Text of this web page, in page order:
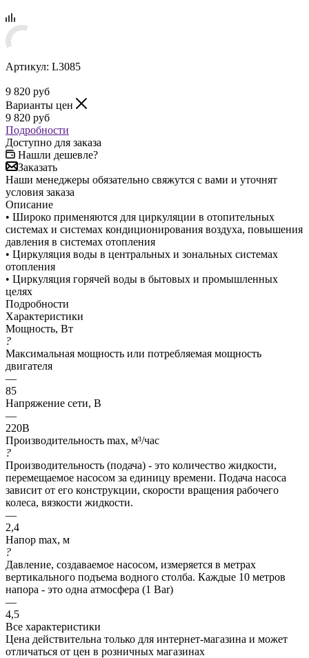
Артикул: L3085
9 820 руб
Варианты цен
9 820 руб
Подробности
Доступно для заказа
Нашли дешевле?
Заказать
Наши менеджеры обязательно свяжутся с вами и уточнят
условия заказа
Описание
• Широко применяются для циркуляции в отопительных
системах и системах кондиционирования воздуха, повышения
давления в системах отопления
• Циркуляция воды в центральных и зональных системах
отопления
• Циркуляция горячей воды в бытовых и промышленных
целях
Подробности
Характеристики
Мощность, Вт
?
Максимальная мощность или потребляемая мощность
двигателя
—
85
Напряжение сети, В
—
220В
Производительность max, м³/час
?
Производительность (подача) - это количество жидкости,
перемещаемое насосом за единицу времени. Подача насоса
зависит от его конструкции, скорости вращения рабочего
колеса, вязкости жидкости.
—
2,4
Напор max, м
?
Давление, создаваемое насосом, измеряется в метрах
вертикального подъема водного столба. Каждые 10 метров
напора - это одна атмосфера (1 Bar)
—
4,5
Все характеристики
Цена действительна только для интернет-магазина и может
отличаться от цен в розничных магазинах